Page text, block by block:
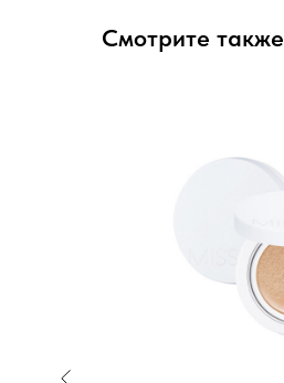
Смотрите также